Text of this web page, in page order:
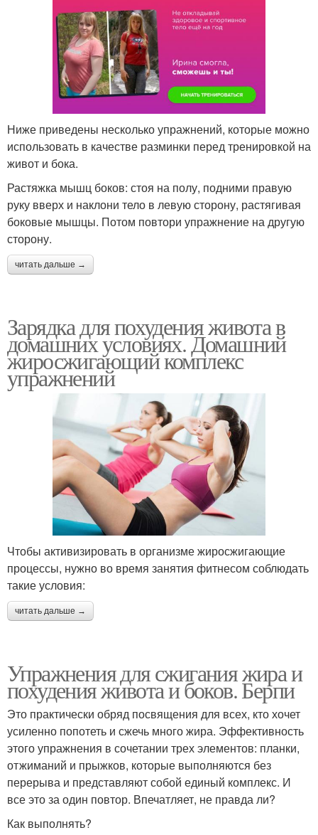
Ниже приведены несколько упражнений, которые можно
использовать в качестве разминки перед тренировкой на
живот и бока.
Растяжка мышц боков: стоя на полу, подними правую
руку вверх и наклони тело в левую сторону, растягивая
боковые мышцы. Потом повтори упражнение на другую
сторону.
читать дальше →
Зарядка для похудения живота в
домашних условиях. Домашний
жиросжигающий комплекс
упражнений
Чтобы активизировать в организме жиросжигающие
процессы, нужно во время занятия фитнесом соблюдать
такие условия:
читать дальше →
Упражнения для сжигания жира и
похудения живота и боков. Берпи
Это практически обряд посвящения для всех, кто хочет
усиленно попотеть и сжечь много жира. Эффективность
этого упражнения в сочетании трех элементов: планки,
отжиманий и прыжков, которые выполняются без
перерыва и представляют собой единый комплекс. И
все это за один повтор. Впечатляет, не правда ли?
Как выполнять?